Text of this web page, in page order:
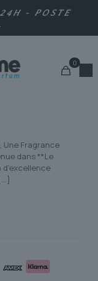
- POSTE
0
Une Fragrance
dans **Le